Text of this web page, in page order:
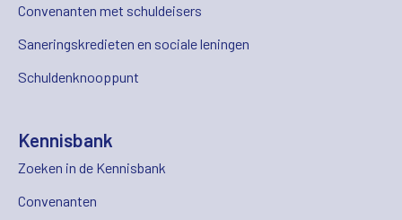
Convenanten met schuldeisers
Saneringskredieten en sociale leningen
Schuldenknooppunt
Kennisbank
Zoeken in de Kennisbank
Convenanten